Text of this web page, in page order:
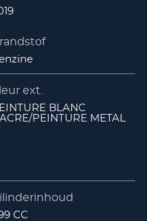
ext.
BLANC
PEINTURE METAL
CC